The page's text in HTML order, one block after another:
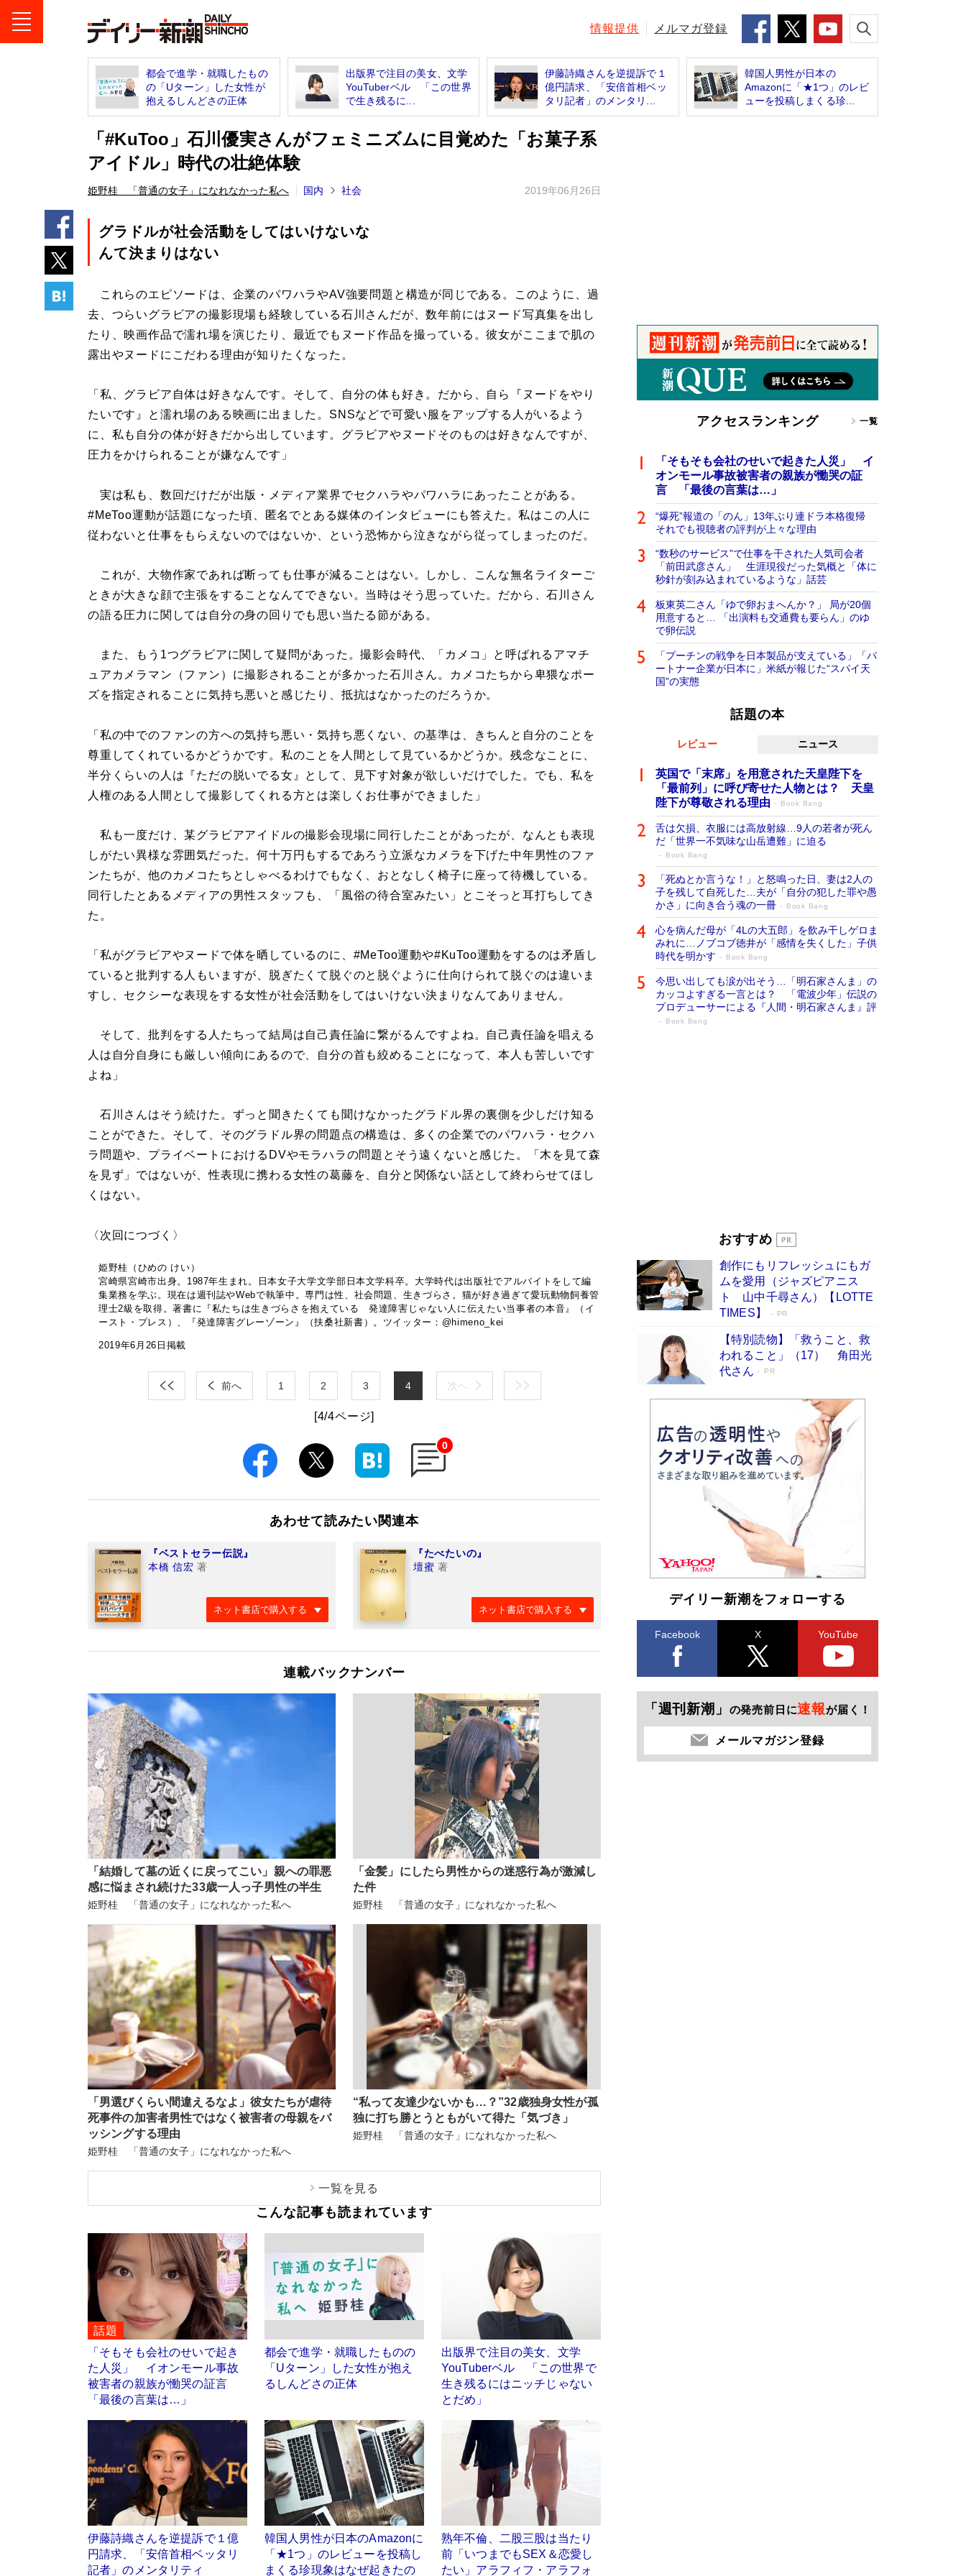
情報提供 メルマガ登録
都会で進学・就職したもの
の「Uターン」した女性が
抱えるしんどさの正体
出版界で注目の美女、文学
YouTuberベル 「この世界
で生き残るに...
伊藤詩織さんを逆提訴で１
億円請求、「安倍首相ベッ
タリ記者」のメンタリ...
韓国人男性が日本の
Amazonに「★1つ」のレビ
ューを投稿しまくる珍...
「#KuToo」石川優実さんがフェミニズムに目覚めた「お菓子系
アイドル」時代の壮絶体験
姫野桂 「普通の女子」になれなかった私へ 国内 社会 2019年06月26日
グラドルが社会活動をしてはいけないな
んて決まりはない
これらのエピソードは、企業のパワハラやAV強要問題と構造が同じである。このように、過
去、つらいグラビアの撮影現場も経験している石川さんだが、数年前にはヌード写真集を出し
たり、映画作品で濡れ場を演じたり、最近でもヌード作品を撮っている。彼女がここまで肌の
露出やヌードにこだわる理由が知りたくなった。
「私、グラビア自体は好きなんです。そして、自分の体も好き。だから、自ら『ヌードをやり
たいです』と濡れ場のある映画に出ました。SNSなどで可愛い服をアップする人がいるよう
に、私も自分の体が好きだから出しています。グラビアやヌードそのものは好きなんですが、
圧力をかけられることが嫌なんです」
実は私も、数回だけだが出版・メディア業界でセクハラやパワハラにあったことがある。
#MeToo運動が話題になった頃、匿名でとある媒体のインタビューにも答えた。私はこの人に
従わないと仕事をもらえないのではないか、という恐怖から泣きながら従ってしまったのだ。
これが、大物作家であれば断っても仕事が減ることはない。しかし、こんな無名ライターご
ときが大きな顔で主張をすることなんてできない。当時はそう思っていた。だから、石川さん
の語る圧力に関しては自分の身の回りでも思い当たる節がある。
また、もう1つグラビアに関して疑問があった。撮影会時代、「カメコ」と呼ばれるアマチ
ュアカメラマン（ファン）に撮影されることが多かった石川さん。カメコたちから卑猥なポー
ズを指定されることに気持ち悪いと感じたり、抵抗はなかったのだろうか。
「私の中でのファンの方への気持ち悪い・気持ち悪くない、の基準は、きちんと自分のことを
尊重してくれているかどうかです。私のことを人間として見ているかどうか。残念なことに、
半分くらいの人は『ただの脱いでる女』として、見下す対象が欲しいだけでした。でも、私を
人権のある人間として撮影してくれる方とは楽しくお仕事ができました」
私も一度だけ、某グラビアアイドルの撮影会現場に同行したことがあったが、なんとも表現
しがたい異様な雰囲気だった。何十万円もするであろう立派なカメラを下げた中年男性のファ
ンたちが、他のカメコたちとしゃべるわけでもなく、おとなしく椅子に座って待機している。
同行したとあるメディアの男性スタッフも、「風俗の待合室みたい」とこそっと耳打ちしてき
た。
「私がグラビアやヌードで体を晒しているのに、#MeToo運動や#KuToo運動をするのは矛盾し
ていると批判する人もいますが、脱ぎたくて脱ぐのと脱ぐように仕向けられて脱ぐのは違いま
すし、セクシーな表現をする女性が社会活動をしてはいけない決まりなんてありません。
そして、批判をする人たちって結局は自己責任論に繋がるんですよね。自己責任論を唱える
人は自分自身にも厳しい傾向にあるので、自分の首も絞めることになって、本人も苦しいです
よね」
石川さんはそう続けた。ずっと聞きたくても聞けなかったグラドル界の裏側を少しだけ知る
ことができた。そして、そのグラドル界の問題点の構造は、多くの企業でのパワハラ・セクハ
ラ問題や、プライベートにおけるDVやモラハラの問題とそう遠くないと感じた。「木を見て森
を見ず」ではないが、性表現に携わる女性の葛藤を、自分と関係ない話として終わらせてほし
くはない。
〈次回につづく〉
姫野桂（ひめの けい）
宮崎県宮崎市出身。1987年生まれ。日本女子大学文学部日本文学科卒。大学時代は出版社でアルバイトをして編
集業務を学ぶ。現在は週刊誌やWebで執筆中。専門は性、社会問題、生きづらさ。猫が好き過ぎて愛玩動物飼養管
理士2級を取得。著書に『私たちは生きづらさを抱えている 発達障害じゃない人に伝えたい当事者の本音』（イ
ースト・プレス）、『発達障害グレーゾーン』（扶桑社新書）。ツイッター：@himeno_kei
2019年6月26日掲載
前へ 1 2 3 4 次へ
[4/4ページ]
0
あわせて読みたい関連本
『ベストセラー伝説』
本橋 信宏 著
ネット書店で購入する
『たべたいの』
壇蜜 著
ネット書店で購入する
連載バックナンバー
「結婚して墓の近くに戻ってこい」親への罪悪
感に悩まされ続けた33歳一人っ子男性の半生
姫野桂 「普通の女子」になれなかった私へ
「金髪」にしたら男性からの迷惑行為が激減し
た件
姫野桂 「普通の女子」になれなかった私へ
「男選びくらい間違えるなよ」彼女たちが虐待
死事件の加害者男性ではなく被害者の母親をバ
ッシングする理由
姫野桂 「普通の女子」になれなかった私へ
“私って友達少ないかも…？”32歳独身女性が孤
独に打ち勝とうともがいて得た「気づき」
姫野桂 「普通の女子」になれなかった私へ
一覧を見る
こんな記事も読まれています
話題
「そもそも会社のせいで起き
た人災」 イオンモール事故
被害者の親族が慟哭の証言
「最後の言葉は…」
都会で進学・就職したものの
「Uターン」した女性が抱え
るしんどさの正体
出版界で注目の美女、文学
YouTuberベル 「この世界で
生き残るにはニッチじゃない
とだめ」
伊藤詩織さんを逆提訴で１億
円請求、「安倍首相ベッタリ
記者」のメンタリティ
韓国人男性が日本のAmazonに
「★1つ」のレビューを投稿し
まくる珍現象はなぜ起きたの
熟年不倫、二股三股は当たり
前「いつまでもSEX＆恋愛し
たい」アラフィフ・アラフォ
アクセスランキング 一覧
「そもそも会社のせいで起きた人災」 イ
オンモール事故被害者の親族が慟哭の証
言 「最後の言葉は…」
“爆死”報道の「のん」13年ぶり連ドラ本格復帰
それでも視聴者の評判が上々な理由
“数秒のサービス”で仕事を干された人気司会者
「前田武彦さん」 生涯現役だった気概と「体に
秒針が刻み込まれているような」話芸
板東英二さん「ゆで卵おまへんか？」 局が20個
用意すると… 「出演料も交通費も要らん」のゆ
で卵伝説
「プーチンの戦争を日本製品が支えている」「パ
ートナー企業が日本に」米紙が報じた“スパイ天
国”の実態
話題の本
レビュー ニュース
英国で「末席」を用意された天皇陛下を
「最前列」に呼び寄せた人物とは？ 天皇
陛下が尊敬される理由
Book Bang
舌は欠損、衣服には高放射線…9人の若者が死ん
だ「世界一不気味な山岳遭難」に迫る
Book Bang
「死ぬとか言うな！」と怒鳴った日、妻は2人の
子を残して自死した…夫が「自分の犯した罪や愚
かさ」に向き合う魂の一冊
Book Bang
心を病んだ母が「4Lの大五郎」を飲み干しゲロま
みれに…ノブコブ徳井が「感情を失くした」子供
時代を明かす
Book Bang
今思い出しても涙が出そう…「明石家さんま」の
カッコよすぎる一言とは？ 「電波少年」伝説の
プロデューサーによる『人間・明石家さんま』評
Book Bang
俳優・高嶋政伸が家族に教わった“人を育てるコ
東野圭吾、伊坂幸太郎の人気シリーズ最新作どち
らも文庫化 映画化された直木賞受賞作もランク
イン［文庫ベストセラー］
Book Bang
おすすめ
創作にもリフレッシュにもガ
ムを愛用（ジャズピアニス
ト 山中千尋さん）【LOTTE
TIMES】
PR
【特別読物】「救うこと、救
われること」（17） 角田光
代さん
PR
デイリー新潮をフォローする
Facebook X YouTube
「週刊新潮」 の発売前日に速報が届く！
メールマガジン登録